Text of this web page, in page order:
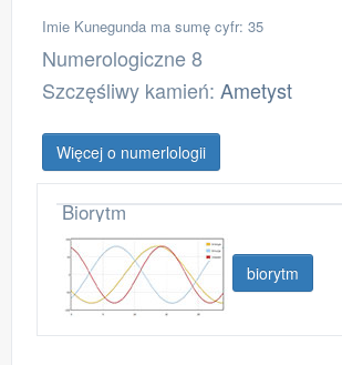
Imie Kunegunda ma sumę cyfr: 35
Numerologiczne 8
Szczęśliwy kamień: Ametyst
Więcej o numerlologii
Biorytm
biorytm